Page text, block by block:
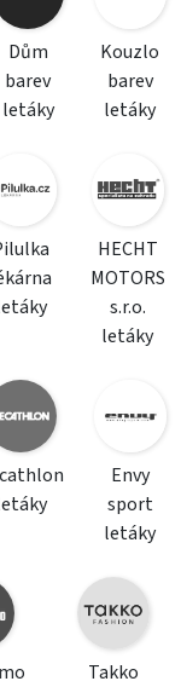
Dům
barev
letáky
Kouzlo
barev
letáky
HECHT
MOTORS
s.r.o.
letáky
Envy
sport
letáky
Takko